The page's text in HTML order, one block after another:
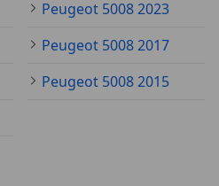
Peugeot 5008 2023
Peugeot 5008 2017
Peugeot 5008 2015